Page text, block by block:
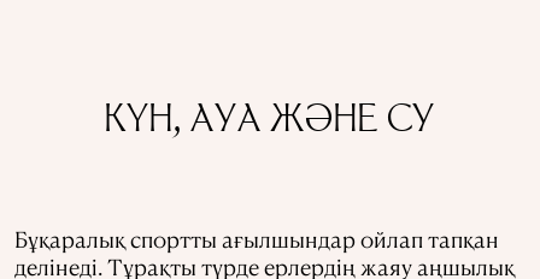
КҮН, АУА ЖӘНЕ СУ
Бұқаралық спортты ағылшындар ойлап тапқан
делінеді. Тұрақты түрде ерлердің жаяу аңшылық